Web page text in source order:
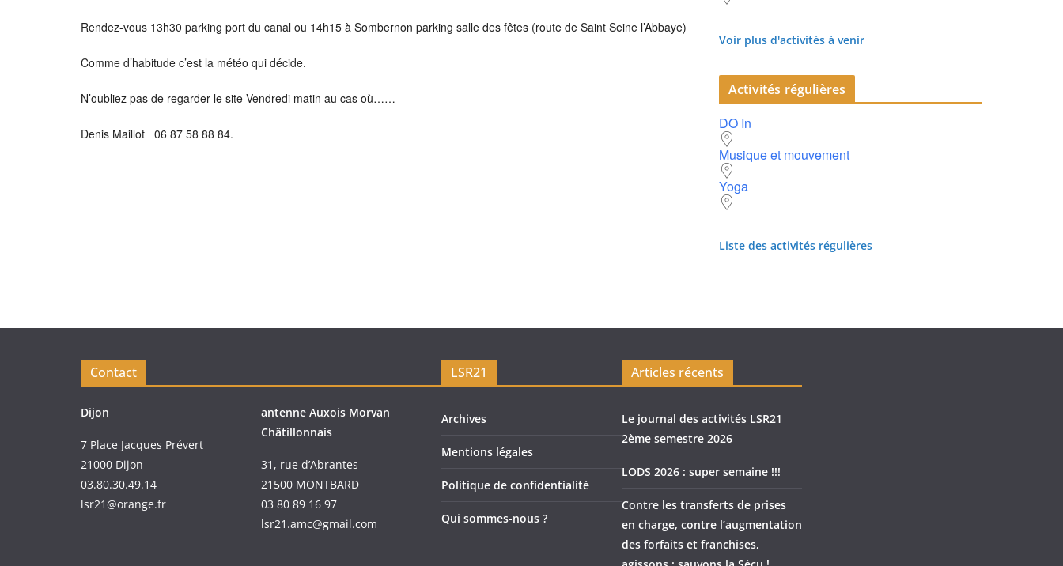
Rendez-vous 13h30 parking port du canal ou 14h15 à Sombernon parking salle des fêtes (route de Saint Seine l’Abbaye)
Comme d’habitude c’est la météo qui décide.
N’oubliez pas de regarder le site Vendredi matin au cas où……
Denis Maillot 06 87 58 88 84.
Voir plus d'activités à venir
Activités régulières
DO In
Musique et mouvement
Yoga
Liste des activités régulières
Contact
Dijon
7 Place Jacques Prévert
21000 Dijon
03.80.30.49.14
lsr21@orange.fr
antenne Auxois Morvan
Châtillonnais
31, rue d’Abrantes
21500 MONTBARD
03 80 89 16 97
lsr21.amc@gmail.com
LSR21
Archives
Mentions légales
Politique de confidentialité
Qui sommes-nous ?
Articles récents
Le journal des activités LSR21
2ème semestre 2026
LODS 2026 : super semaine !!!
Contre les transferts de prises
en charge, contre l’augmentation
des forfaits et franchises,